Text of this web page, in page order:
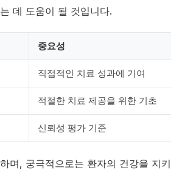
데 도움이 될 것입니다.
중요성
직접적인 치료 성과에 기여
적절한 치료 제공을 위한 기초
신뢰성 평가 기준
며, 궁극적으로는 환자의 건강을 지